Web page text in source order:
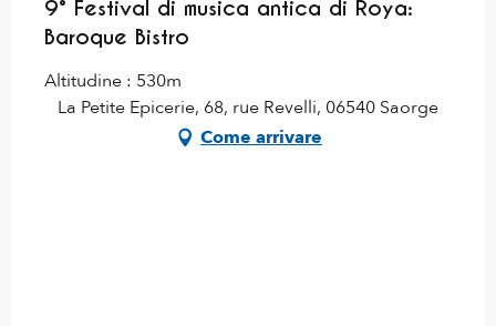
9° Festival di musica antica di Roya:
Baroque Bistro
Altitudine : 530m
La Petite Epicerie, 68, rue Revelli, 06540 Saorge
Come arrivare